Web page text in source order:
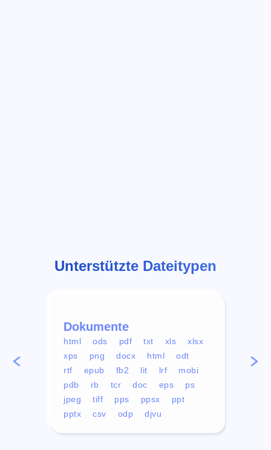
Unterstützte Dateitypen
Dokumente
html ods pdf txt xls
xlsx
xps
png docx html
odt
rtf
epub fb2 lit lrf
mobi
pdb
rb tcr doc eps
ps
jpeg
tiff pps ppsx
ppt
pptx
csv odp djvu
mp4